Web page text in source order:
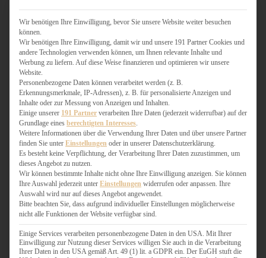
LOW CARB & GESÜNDER
MY AMERICAN BAKERY
SCHOKOLADIGES
SÜSSES HAUPTGERICHT
TÖRTCHEN
VEGAN SÜSS
WEIHNACHTSBÄCKEREI
HERZHAFT
BURGER & SANDWICHES
FIX AUF DEM TISCH
FLEISCH & FISCH
GRILLEN / BARBECUE
HERZHAFTES BACKEN
ONE-POT-GERICHTE
Wir benötigen Ihre Einwilligung, bevor Sie unsere Website weiter besuchen
können.
Wir benötigen Ihre Einwilligung, damit wir und unsere 191 Partner Cookies und
andere Technologien verwenden können, um Ihnen relevante Inhalte und
Werbung zu liefern. Auf diese Weise finanzieren und optimieren wir unsere
Website.
Personenbezogene Daten können verarbeitet werden (z. B.
Erkennungsmerkmale, IP-Adressen), z. B. für personalisierte Anzeigen und
Inhalte oder zur Messung von Anzeigen und Inhalten.
Einige unserer 191 Partner verarbeiten Ihre Daten (jederzeit widerrufbar) auf der
Grundlage eines berechtigten Interesses
Weitere Informationen über die Verwendung Ihrer Daten und über unsere Partner
finden Sie unter Einstellungen oder in unserer Datenschutzerklärung.
Es besteht keine Verpflichtung, der Verarbeitung Ihrer Daten zuzustimmen, um
dieses Angebot zu nutzen.
Wir können bestimmte Inhalte nicht ohne Ihre Einwilligung anzeigen. Sie können
Ihre Auswahl jederzeit unter Einstellungen widerrufen oder anpassen. Ihre
Auswahl wird nur auf dieses Angebot angewendet.
Bitte beachten Sie, dass aufgrund individueller Einstellungen möglicherweise
nicht alle Funktionen der Website verfügbar sind.
Einige Services verarbeiten personenbezogene Daten in den USA. Mit Ihrer
Einwilligung zur Nutzung dieser Services willigen Sie auch in die Verarbeitung
Ihrer Daten in den USA gemäß Art. 49 (1) lit. a GDPR ein. Der EuGH stuft die